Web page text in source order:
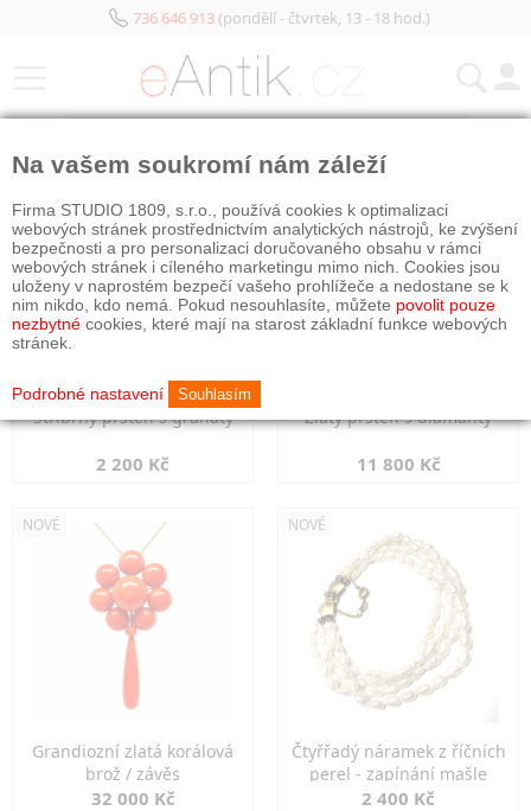
736 646 913(pondělí - čtvrtek, 13 - 18 hod.)
Stříbrný prsten s granáty
2 200 Kč
Zlatý prsten s diamanty
11 800 Kč
NOVÉ
Grandiozní zlatá korálová
brož / závěs
32 000 Kč
NOVÉ
Čtyřřadý náramek z říčních
perel - zapínání mašle
2 400 Kč
Na vašem soukromí nám záleží
Firma STUDIO 1809, s.r.o., používá cookies k optimalizaci
webových stránek prostřednictvím analytických nástrojů, ke zvýšení
bezpečnosti a pro personalizaci doručovaného obsahu v rámci
webových stránek i cíleného marketingu mimo nich. Cookies jsou
uloženy v naprostém bezpečí vašeho prohlížeče a nedostane se k
nim nikdo, kdo nemá. Pokud nesouhlasíte, můžete povolit pouze
nezbytné cookies, které mají na starost základní funkce webových
stránek.
Podrobné nastavení Souhlasím